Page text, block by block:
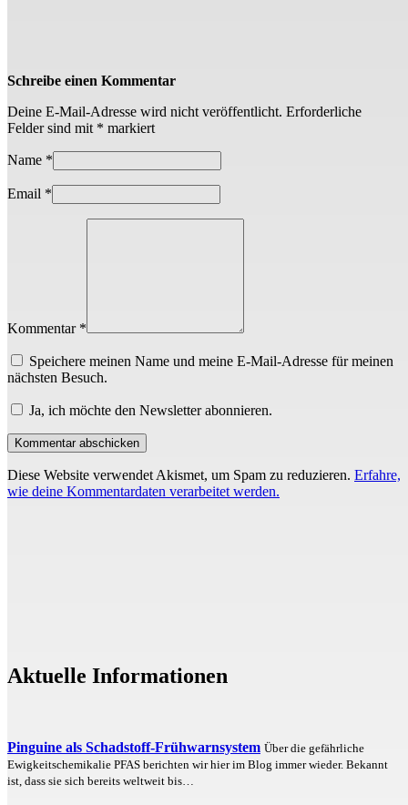
Schreibe einen Kommentar
Deine E-Mail-Adresse wird nicht veröffentlicht. Erforderliche
Felder sind mit * markiert
Name *
Email *
Kommentar *
Speichere meinen Name und meine E-Mail-Adresse für meinen
nächsten Besuch.
Ja, ich möchte den Newsletter abonnieren.
Diese Website verwendet Akismet, um Spam zu reduzieren. Erfahre,
wie deine Kommentardaten verarbeitet werden.
Aktuelle Informationen
Pinguine als Schadstoff-Frühwarnsystem Über die gefährliche
Ewigkeitschemikalie PFAS berichten wir hier im Blog immer wieder. Bekannt
ist, dass sie sich bereits weltweit bis…